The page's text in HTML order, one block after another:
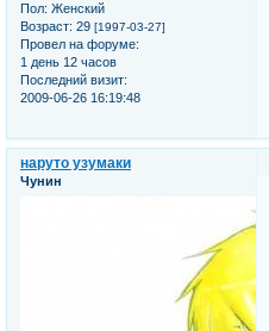
Пол: Женский
Возраст: 29 [1997-03-27]
Провел на форуме:
1 день 12 часов
Последний визит:
2009-06-26 16:19:48
наруто узумаки
Чунин